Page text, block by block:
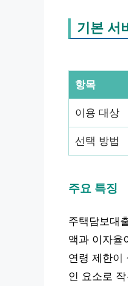
기본 서
항목
이용 대상
선택 방법
주요 특징
주택담보대
액과 이자율
연령 제한이
인 요소로